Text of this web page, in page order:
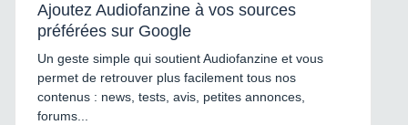
Ajoutez Audiofanzine à vos sources
préférées sur Google
Un geste simple qui soutient Audiofanzine et vous
permet de retrouver plus facilement tous nos
contenus : news, tests, avis, petites annonces,
forums...